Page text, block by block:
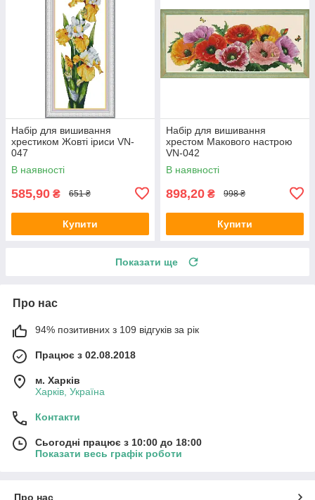
Набір для вишивання
хрестиком Жовті іриси VN-
047
В наявності
585,90 ₴ 651 ₴
Купити
Набір для вишивання
хрестом Макового настрою
VN-042
В наявності
898,20 ₴ 998 ₴
Купити
Показати ще
Про нас
94% позитивних з 109 відгуків за рік
Працює з 02.08.2018
м. Харків
Харків, Україна
Контакти
Сьогодні працює з 10:00 до 18:00
Показати весь графік роботи
Про нас